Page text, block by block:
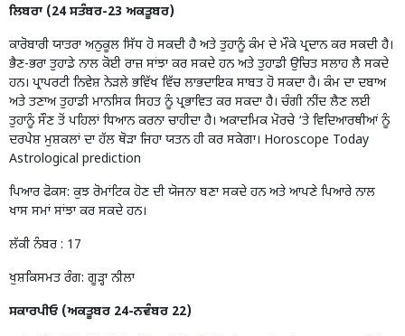
ਲਿਬਰਾ (24 ਸਤੰਬਰ-23 ਅਕਤੂਬਰ)
ਕਾਰੋਬਾਰੀ ਯਾਤਰਾ ਅਨੁਕੂਲ ਸਿੱਧ ਹੋ ਸਕਦੀ ਹੈ ਅਤੇ ਤੁਹਾਨੂੰ ਕੰਮ ਦੇ ਮੌਕੇ ਪ੍ਰਦਾਨ ਕਰ ਸਕਦੀ ਹੈ।
ਭੈਣ-ਭਰਾ ਤੁਹਾਡੇ ਨਾਲ ਕੋਈ ਰਾਜ਼ ਸਾਂਝਾ ਕਰ ਸਕਦੇ ਹਨ ਅਤੇ ਤੁਹਾਡੀ ਉਚਿਤ ਸਲਾਹ ਲੈ ਸਕਦੇ
ਹਨ। ਪ੍ਰਾਪਰਟੀ ਨਿਵੇਸ਼ ਨੇੜਲੇ ਭਵਿੱਖ ਵਿੱਚ ਲਾਭਦਾਇਕ ਸਾਬਤ ਹੋ ਸਕਦਾ ਹੈ। ਕੰਮ ਦਾ ਦਬਾਅ
ਅਤੇ ਤਣਾਅ ਤੁਹਾਡੀ ਮਾਨਸਿਕ ਸਿਹਤ ਨੂੰ ਪ੍ਰਭਾਵਿਤ ਕਰ ਸਕਦਾ ਹੈ। ਚੰਗੀ ਨੀਂਦ ਲੈਣ ਲਈ
ਤੁਹਾਨੂੰ ਸੌਣ ਤੋਂ ਪਹਿਲਾਂ ਧਿਆਨ ਕਰਨਾ ਚਾਹੀਦਾ ਹੈ। ਅਕਾਦਮਿਕ ਮੋਰਚੇ ‘ਤੇ ਵਿਦਿਆਰਥੀਆਂ ਨੂੰ
ਦਰਪੇਸ਼ ਮੁਸ਼ਕਲਾਂ ਦਾ ਹੱਲ ਥੋੜਾ ਜਿਹਾ ਯਤਨ ਹੀ ਕਰ ਸਕੇਗਾ। Horoscope Today
Astrological prediction
ਪਿਆਰ ਫੋਕਸ: ਕੁਝ ਰੋਮਾਂਟਿਕ ਹੋਣ ਦੀ ਯੋਜਨਾ ਬਣਾ ਸਕਦੇ ਹਨ ਅਤੇ ਆਪਣੇ ਪਿਆਰੇ ਨਾਲ
ਖਾਸ ਸਮਾਂ ਸਾਂਝਾ ਕਰ ਸਕਦੇ ਹਨ।
ਲੱਕੀ ਨੰਬਰ : 17
ਖੁਸ਼ਕਿਸਮਤ ਰੰਗ: ਗੂੜ੍ਹਾ ਨੀਲਾ
ਸਕਾਰਪੀਓ (ਅਕਤੂਬਰ 24-ਨਵੰਬਰ 22)